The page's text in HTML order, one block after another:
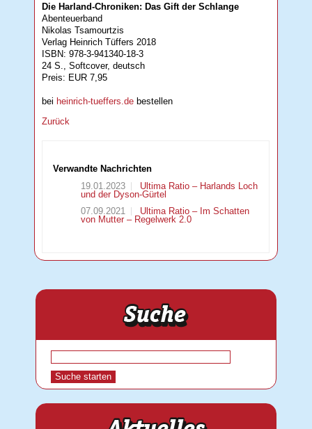
Die Harland-Chroniken: Das Gift der Schlange
Abenteuerband
Nikolas Tsamourtzis
Verlag Heinrich Tüffers 2018
ISBN: 978-3-941340-18-3
24 S., Softcover, deutsch
Preis: EUR 7,95
bei heinrich-tueffers.de bestellen
Zurück
Verwandte Nachrichten
19.01.2023
Ultima Ratio – Harlands Loch
und der Dyson-Gürtel
07.09.2021
Ultima Ratio – Im Schatten
von Mutter – Regelwerk 2.0